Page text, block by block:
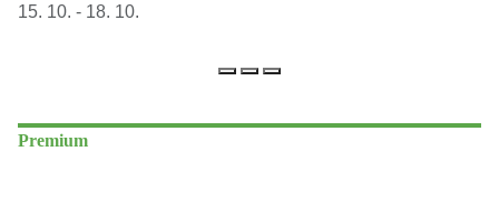
15. 10. - 18. 10.
Premium